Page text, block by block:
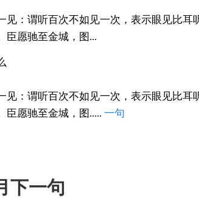
见：谓听百次不如见一次，表示眼见比耳
臣愿驰至金城，图...
见：谓听百次不如见一次，表示眼见比耳
臣愿驰至金城，图..... 一句
下一句